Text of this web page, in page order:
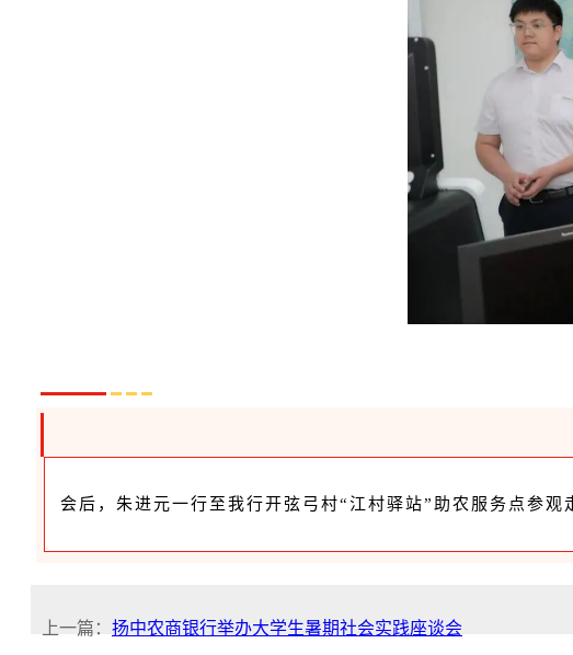
会后，朱进元一行至我行开弦弓村“江村驿站”助农服务点参观
上一篇： 扬中农商银行举办大学生暑期社会实践座谈会